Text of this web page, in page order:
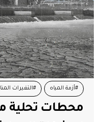
#أزمة المياه #التغيرات
#محطات تحلية مياه البحر
محطات تحلية